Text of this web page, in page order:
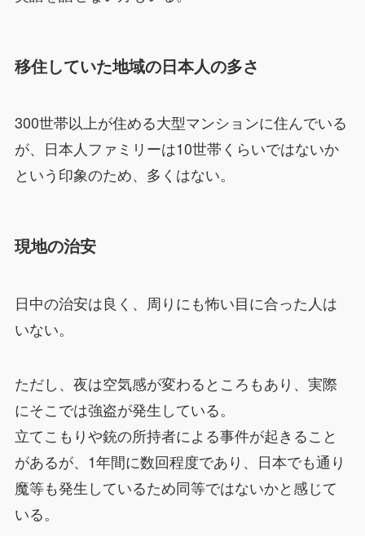
移住していた地域の日本人の多さ
300世帯以上が住める大型マンションに住んでいる
が、日本人ファミリーは10世帯くらいではないか
という印象のため、多くはない。
現地の治安
日中の治安は良く、周りにも怖い目に合った人は
いない。
ただし、夜は空気感が変わるところもあり、実際
にそこでは強盗が発生している。
立てこもりや銃の所持者による事件が起きること
があるが、1年間に数回程度であり、日本でも通り
魔等も発生しているため同等ではないかと感じて
いる。